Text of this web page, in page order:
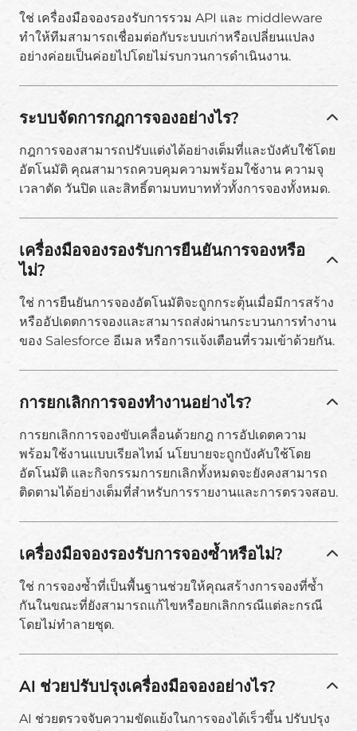
ใช่ เครื่องมือจองรองรับการรวม API และ middleware
ทำให้ทีมสามารถเชื่อมต่อกับระบบเก่าหรือเปลี่ยนแปลง
อย่างค่อยเป็นค่อยไปโดยไม่รบกวนการดำเนินงาน.
ระบบจัดการกฎการจองอย่างไร?
กฎการจองสามารถปรับแต่งได้อย่างเต็มที่และบังคับใช้โดย
อัตโนมัติ คุณสามารถควบคุมความพร้อมใช้งาน ความจุ
เวลาตัด วันปิด และสิทธิ์ตามบทบาททั่วทั้งการจองทั้งหมด.
เครื่องมือจองรองรับการยืนยันการจองหรือ
ไม่?
ใช่ การยืนยันการจองอัตโนมัติจะถูกกระตุ้นเมื่อมีการสร้าง
หรืออัปเดตการจองและสามารถส่งผ่านกระบวนการทำงาน
ของ Salesforce อีเมล หรือการแจ้งเตือนที่รวมเข้าด้วยกัน.
การยกเลิกการจองทำงานอย่างไร?
การยกเลิกการจองขับเคลื่อนด้วยกฎ การอัปเดตความ
พร้อมใช้งานแบบเรียลไทม์ นโยบายจะถูกบังคับใช้โดย
อัตโนมัติ และกิจกรรมการยกเลิกทั้งหมดจะยังคงสามารถ
ติดตามได้อย่างเต็มที่สำหรับการรายงานและการตรวจสอบ.
เครื่องมือจองรองรับการจองซ้ำหรือไม่?
ใช่ การจองซ้ำที่เป็นพื้นฐานช่วยให้คุณสร้างการจองที่ซ้ำ
กันในขณะที่ยังสามารถแก้ไขหรือยกเลิกกรณีแต่ละกรณี
โดยไม่ทำลายชุด.
AI ช่วยปรับปรุงเครื่องมือจองอย่างไร?
AI ช่วยตรวจจับความขัดแย้งในการจองได้เร็วขึ้น ปรับปรุง